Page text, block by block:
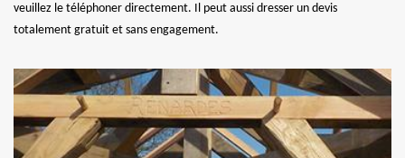
veuillez le téléphoner directement. Il peut aussi dresser un devis
totalement gratuit et sans engagement.